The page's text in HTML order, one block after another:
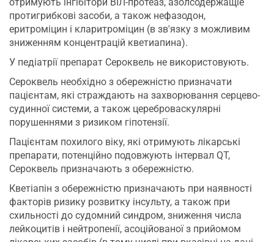
протигрибкові засоби, а також нефазодон,
еритроміцин і кларитроміцин (в зв'язку з можливим
зниженням концентрацій кветиапина).
У педіатрії препарат Сероквель не використовують.
Сероквель необхідно з обережністю призначати
пацієнтам, які страждають на захворювання серцево-
судинної системи, а також цереброваскулярні
порушеннями з ризиком гіпотензії.
Пацієнтам похилого віку, які отримують лікарські
препарати, потенційно подовжують інтервал QT,
Сероквель призначають з обережністю.
Кветіапін з обережністю призначають при наявності
факторів ризику розвитку інсульту, а також при
схильності до судомний синдром, зниження числа
лейкоцитів і нейтропенії, асоційованої з прийомом